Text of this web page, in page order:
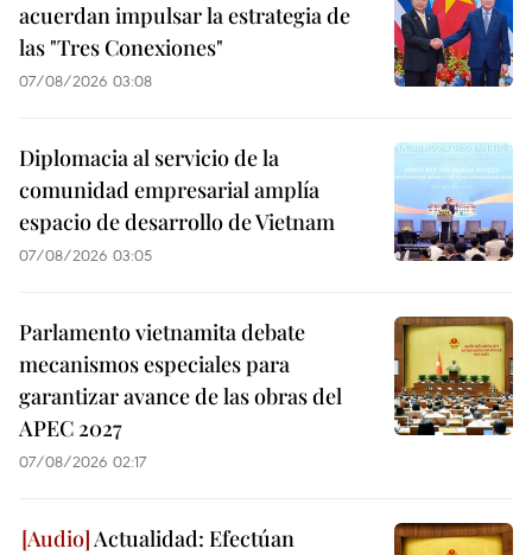
acuerdan impulsar la estrategia de
las "Tres Conexiones"
07/08/2026 03:08
Diplomacia al servicio de la
comunidad empresarial amplía
espacio de desarrollo de Vietnam
07/08/2026 03:05
Parlamento vietnamita debate
mecanismos especiales para
garantizar avance de las obras del
APEC 2027
07/08/2026 02:17
Actualidad: Efectúan